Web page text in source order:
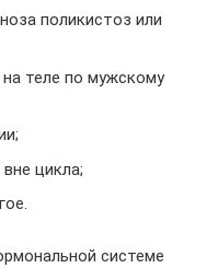
поликистоз или
теле по мужскому
цикла;
системе